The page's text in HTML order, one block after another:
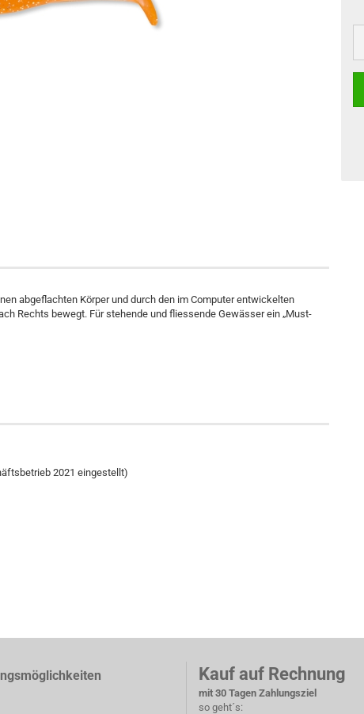
abgeflachten Körper und durch den im Computer entwickelten
Rechts bewegt. Für stehende und fliessende Gewässer ein „Must-
2021 eingestellt)
Kauf auf Rechnung
mit 30 Tagen Zahlungsziel
so geht´s: